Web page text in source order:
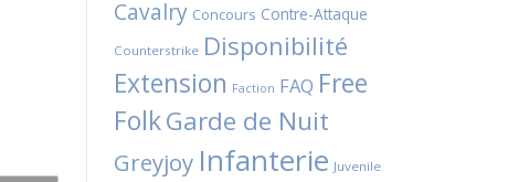
Cavalry Concours Contre-Attaque
Counterstrike Disponibilité
Extension Faction FAQ Free
FolkGarde de Nuit
Greyjoy Infanterie Juvenile